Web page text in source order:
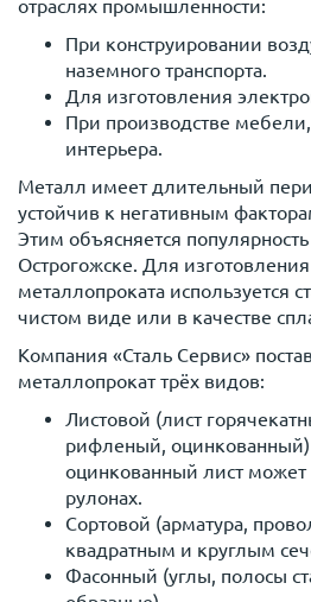
отраслях промышленности:
При конструировании
наземного транспорта.
Для изготовления
При производстве
интерьера.
Металл имеет длительный
устойчив к негативным
Этим объясняется
Острогожске. Для
металлопроката используется
чистом виде или в качестве
Компания «Сталь Сервис»
металлопрокат трёх видов:
Листовой (лист
рифленый,
оцинкованный лист может
рулонах.
Сортовой (арматура,
квадратным и круглым
Фасонный (углы, полосы